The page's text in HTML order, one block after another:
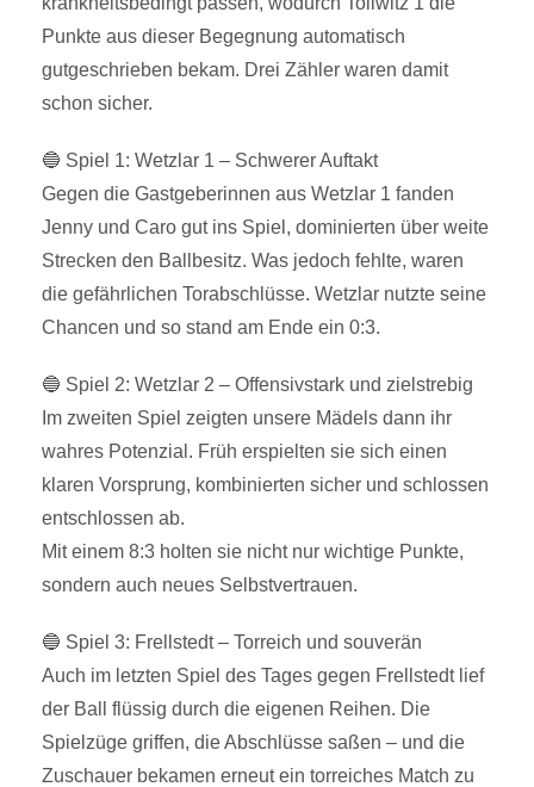
Punkte aus dieser Begegnung automatisch
gutgeschrieben bekam. Drei Zähler waren damit
schon sicher.
🔵 Spiel 1: Wetzlar 1 – Schwerer Auftakt
Gegen die Gastgeberinnen aus Wetzlar 1 fanden
Jenny und Caro gut ins Spiel, dominierten über weite
Strecken den Ballbesitz. Was jedoch fehlte, waren
die gefährlichen Torabschlüsse. Wetzlar nutzte seine
Chancen und so stand am Ende ein 0:3.
🔵 Spiel 2: Wetzlar 2 – Offensivstark und zielstrebig
Im zweiten Spiel zeigten unsere Mädels dann ihr
wahres Potenzial. Früh erspielten sie sich einen
klaren Vorsprung, kombinierten sicher und schlossen
entschlossen ab.
Mit einem 8:3 holten sie nicht nur wichtige Punkte,
sondern auch neues Selbstvertrauen.
🔵 Spiel 3: Frellstedt – Torreich und souverän
Auch im letzten Spiel des Tages gegen Frellstedt lief
der Ball flüssig durch die eigenen Reihen. Die
Spielzüge griffen, die Abschlüsse saßen – und die
Zuschauer bekamen erneut ein torreiches Match zu